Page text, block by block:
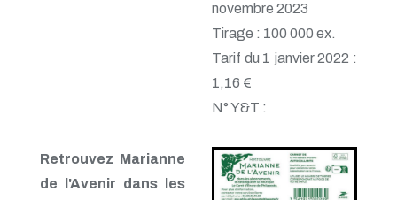
novembre 2023
Tirage : 100 000 ex.
Tarif du 1 janvier 2022 :
1,16 €
N° Y&T :
Retrouvez Marianne
de l'Avenir dans les